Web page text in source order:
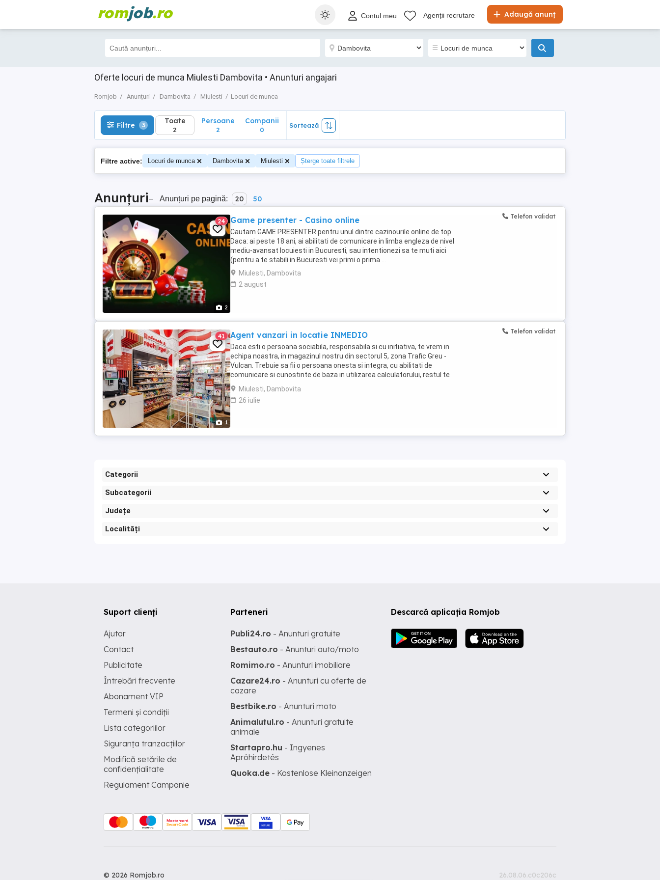
romjob.ro Adaugă anunț
Contul meu Agenții recrutare
Oferte locuri de munca Miulesti Dambovita • Anunturi angajari
Romjob Anunțuri Dambovita Miulesti Locuri de munca
Filtre 3 Toate
2
Filtre 3 Toate
2
Persoane
2
Companii
0
Sortează
Filtre active: Locuri de munca Dambovita Miulesti Șterge toate filtrele
Anunțuri– Anunțuri pe pagină: 20 50
2
24 Game presenter - Casino online
Cautam GAME PRESENTER pentru unul dintre cazinourile online de top.
Daca: ai peste 18 ani, ai abilitati de comunicare in limba engleza de nivel
mediu-avansat locuiesti in Bucuresti, sau intentionezi sa te muti aici
(pentru a te stabili in Bucuresti vei primi o prima ...
Miulesti, Dambovita
2 august
Telefon validat
1
41 Agent vanzari in locatie INMEDIO
Daca esti o persoana sociabila, responsabila si cu initiativa, te vrem in
echipa noastra, in magazinul nostru din sectorul 5, zona Trafic Greu -
Vulcan. Trebuie sa fii o persoana onesta si integra, cu abilitati de
comunicare si cunostinte de baza in utilizarea calculatorului, restul te
invatam noi! Programul ...
Miulesti, Dambovita
26 iulie
Telefon validat
Categorii
Subcategorii
Județe
Localități
Descarcă aplicația Romjob
Suport clienți
Ajutor
Contact
Publicitate
Întrebări frecvente
Abonament VIP
Termeni și condiții
Lista categoriilor
Siguranța tranzacțiilor
Modifică setările de
confidențialitate
Regulament Campanie
Parteneri
Publi24.ro - Anunturi gratuite
Bestauto.ro - Anunturi auto/moto
Romimo.ro - Anunturi imobiliare
Cazare24.ro - Anunturi cu oferte de
cazare
Bestbike.ro - Anunturi moto
Animalutul.ro - Anunturi gratuite
animale
Startapro.hu - Ingyenes
Apróhirdetés
Quoka.de - Kostenlose Kleinanzeigen
© 2026 Romjob.ro 26.08.06.c0c206c